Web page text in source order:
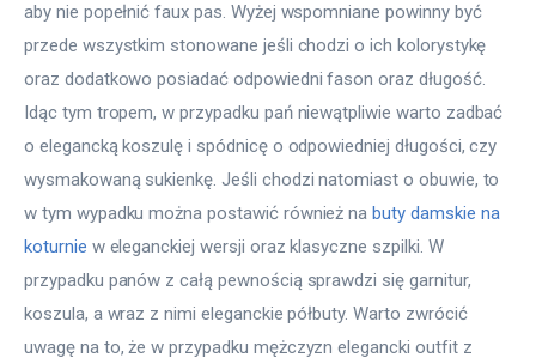
aby nie popełnić faux pas. Wyżej wspomniane powinny być
przede wszystkim stonowane jeśli chodzi o ich kolorystykę
oraz dodatkowo posiadać odpowiedni fason oraz długość.
Idąc tym tropem, w przypadku pań niewątpliwie warto zadbać
o elegancką koszulę i spódnicę o odpowiedniej długości, czy
wysmakowaną sukienkę. Jeśli chodzi natomiast o obuwie, to
w tym wypadku można postawić również na buty damskie na
koturnie w eleganckiej wersji oraz klasyczne szpilki. W
przypadku panów z całą pewnością sprawdzi się garnitur,
koszula, a wraz z nimi eleganckie półbuty. Warto zwrócić
uwagę na to, że w przypadku mężczyzn elegancki outfit z